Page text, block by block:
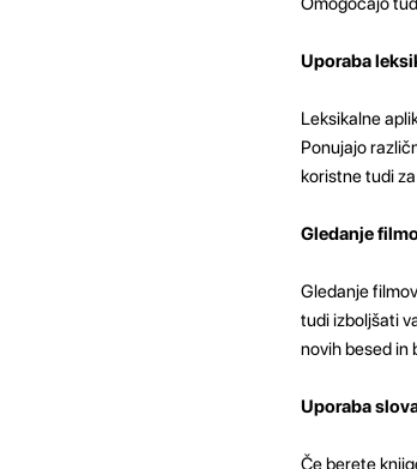
Uporaba
Leksikalne
Ponujajo
koristne tudi
Gledanje
Gledanje
tudi izboljšati
novih besed in
Uporaba
Če berete